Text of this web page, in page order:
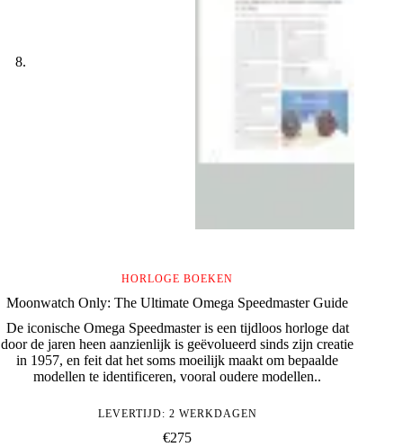
HORLOGE BOEKEN
Moonwatch Only: The Ultimate Omega Speedmaster Guide
De iconische Omega Speedmaster is een tijdloos horloge dat
door de jaren heen aanzienlijk is geëvolueerd sinds zijn creatie
in 1957, en feit dat het soms moeilijk maakt om bepaalde
modellen te identificeren, vooral oudere modellen..
LEVERTIJD: 2 WERKDAGEN
€275